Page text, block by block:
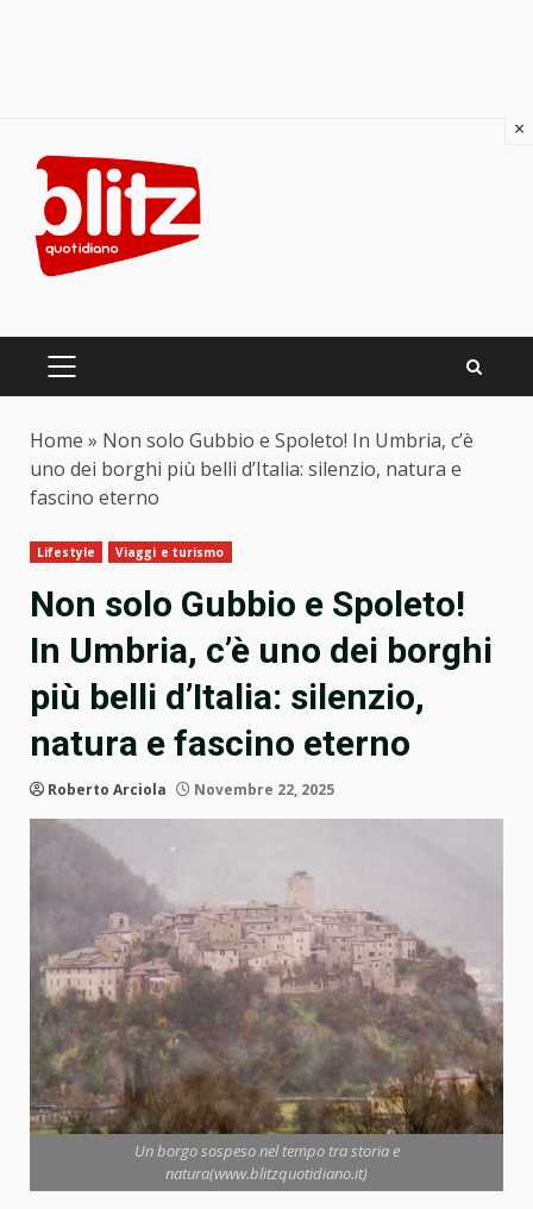
content
PRIMARY
Home » Non solo Gubbio e Spoleto! In Umbria, c’è
uno dei borghi più belli d’Italia: silenzio, natura e
fascino eterno
Lifestyle Viaggi e turismo
Non solo Gubbio e Spoleto!
In Umbria, c’è uno dei borghi
più belli d’Italia: silenzio,
natura e fascino eterno
Roberto Arciola Novembre 22, 2025
Un borgo sospeso nel tempo tra storia e
natura(www.blitzquotidiano.it)
×